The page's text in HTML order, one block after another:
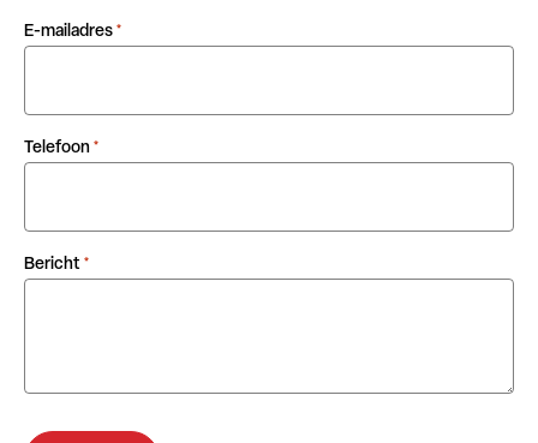
E-mailadres *
Telefoon *
Bericht *